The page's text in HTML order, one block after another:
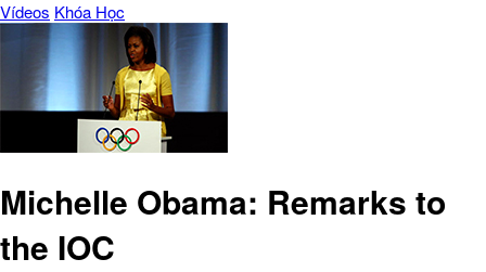
Vídeos Khóa Học
Michelle Obama: Remarks to
the IOC